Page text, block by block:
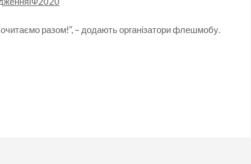
разом!”, – додають організатори флешмобу.